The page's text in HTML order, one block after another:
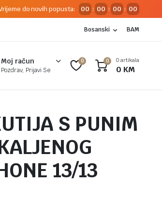
do novih popusta: 00 : 00 : 00 : 00
Bosanski BAM
Moj račun
Pozdrav, Prijavi Se
0 0 0 artikala
0 KM
S PUNIM
13/13